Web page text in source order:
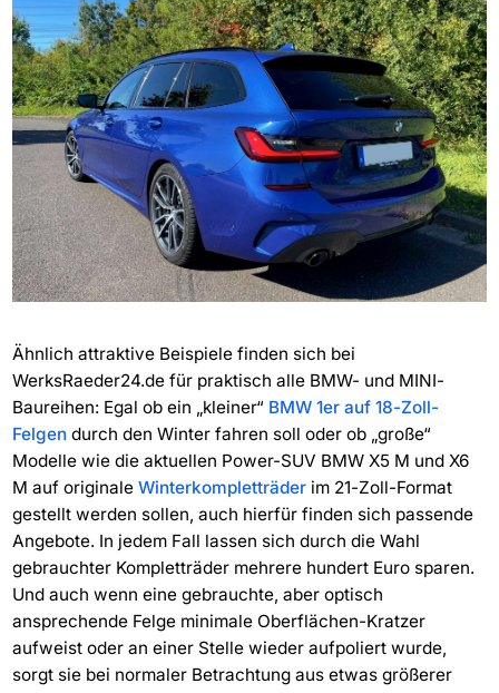
Ähnlich attraktive Beispiele finden sich bei
WerksRaeder24.de für praktisch alle BMW- und MINI-
Baureihen: Egal ob ein „kleiner“ BMW 1er auf 18-Zoll-
Felgendurch den Winter fahren soll oder ob „große“
Modelle wie die aktuellen Power-SUV BMW X5 M und X6
M auf originale Winterkompletträderim 21-Zoll-Format
gestellt werden sollen, auch hierfür finden sich passende
Angebote. In jedem Fall lassen sich durch die Wahl
gebrauchter Kompletträder mehrere hundert Euro sparen.
Und auch wenn eine gebrauchte, aber optisch
ansprechende Felge minimale Oberflächen-Kratzer
aufweist oder an einer Stelle wieder aufpoliert wurde,
sorgt sie bei normaler Betrachtung aus etwas größerer